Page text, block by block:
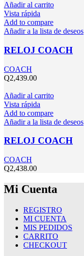
Añadir al carrito
Vista rápida
Add to compare
Añadir a la lista de deseos
RELOJ COACH
COACH
Q2,439.00
Añadir al carrito
Vista rápida
Add to compare
Añadir a la lista de deseos
RELOJ COACH
COACH
Q2,438.00
Mi Cuenta
REGISTRO
MI CUENTA
MIS PEDIDOS
CARRITO
CHECKOUT